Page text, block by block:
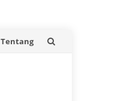
Tentang